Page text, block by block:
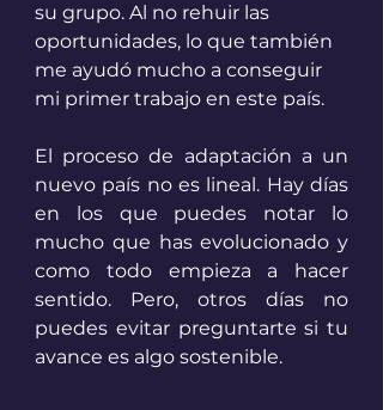
su grupo. Al no rehuir las
oportunidades, lo que también
me ayudó mucho a conseguir
mi primer trabajo en este país.
El proceso de adaptación a un
nuevo país no es lineal. Hay días
en los que puedes notar lo
mucho que has evolucionado y
como todo empieza a hacer
sentido. Pero, otros días no
puedes evitar preguntarte si tu
avance es algo sostenible.